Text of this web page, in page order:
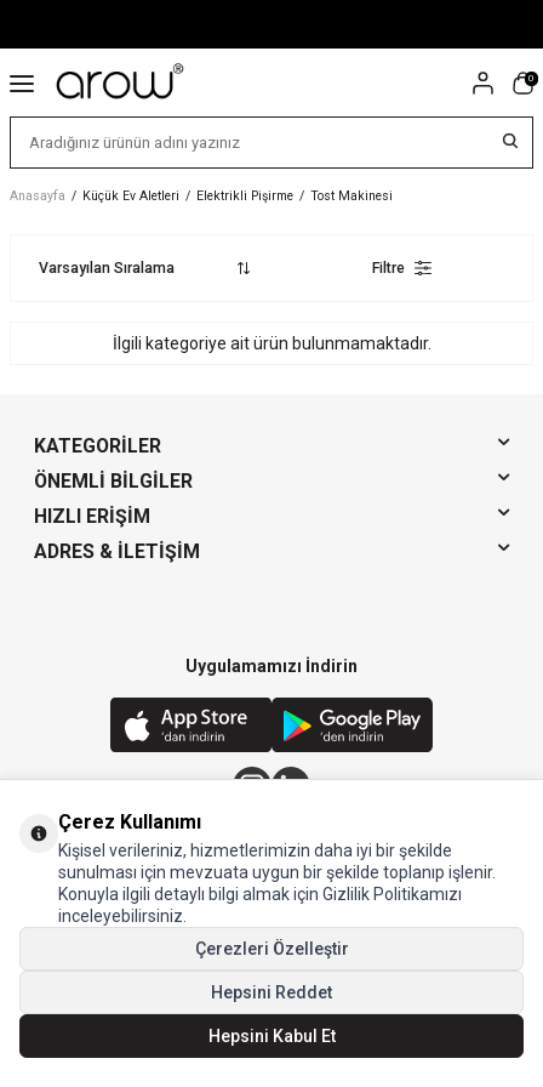
0
Anasayfa / Küçük Ev Aletleri / Elektrikli Pişirme / Tost Makinesi
Filtre
İlgili kategoriye ait ürün bulunmamaktadır.
KATEGORILER
ÖNEMLI BILGILER
HIZLI ERIŞIM
ADRES & İLETIŞIM
Uygulamamızı İndirin
© 2024 Arow - Tüm hakları saklıdır.
E-TicaretSistemleriyle Hazırlanmıştır.
Çerez Kullanımı
Kişisel verileriniz, hizmetlerimizin daha iyi bir şekilde
sunulması için mevzuata uygun bir şekilde toplanıp işlenir.
Konuyla ilgili detaylı bilgi almak için Gizlilik Politikamızı
inceleyebilirsiniz.
Çerezleri Özelleştir
Hepsini Reddet
Hepsini Kabul Et